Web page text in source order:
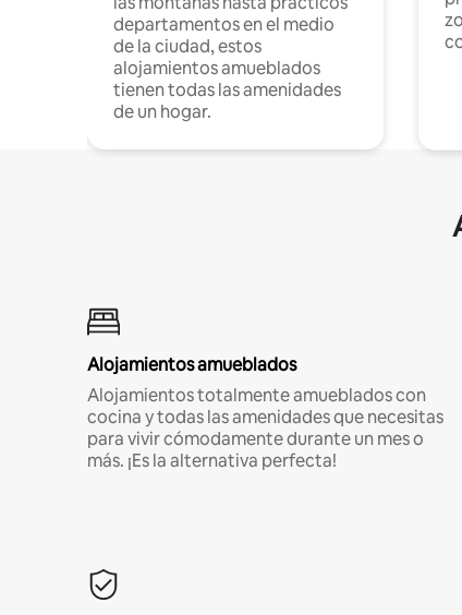
departamentos en el medio
de la ciudad, estos
alojamientos amueblados
tienen todas las amenidades
de un hogar.
Alojamientos amueblados
Alojamientos totalmente amueblados con
cocina y todas las amenidades que necesitas
para vivir cómodamente durante un mes o
más. ¡Es la alternativa perfecta!